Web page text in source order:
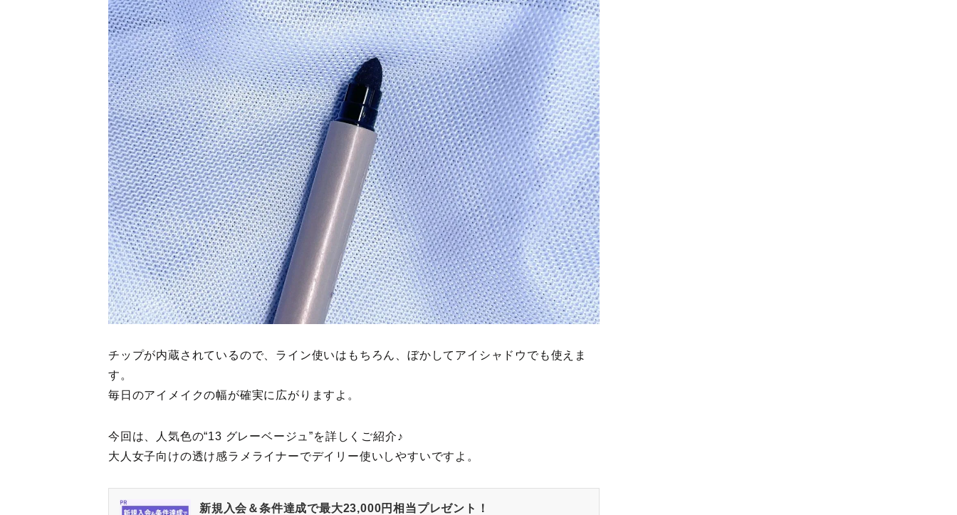
チップが内蔵されているので、ライン使いはもちろん、ぼかしてアイシャドウでも使えま
す。
毎日のアイメイクの幅が確実に広がりますよ。
今回は、人気色の“13 グレーベージュ”を詳しくご紹介♪
大人女子向けの透け感ラメライナーでデイリー使いしやすいですよ。
新規入会＆条件達成で最大23,000円相当プレゼント！